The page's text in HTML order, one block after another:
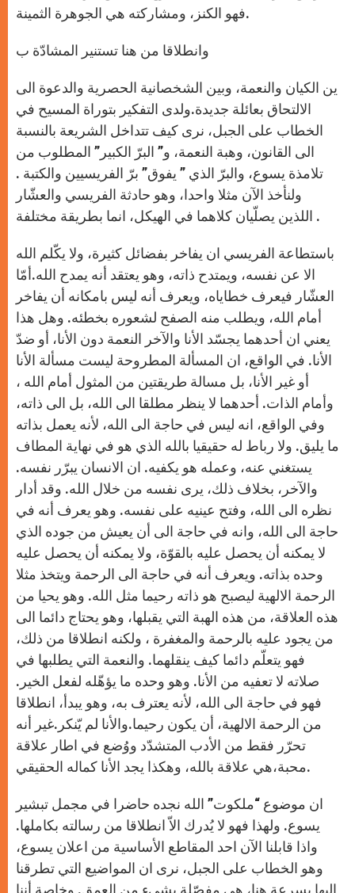
فهو الكنز، ومشاركته هي الجوهرة الثمينة.
وانطلاقا من هنا تستنير المشادّة ب
ين الكيان والنعمة، وبين الشخصانية الحصرية والدعوة الى
الالتحاق بعائلة جديدة.ولدى التفكير بتوراة المسيح في
الخطاب على الجبل، نرى كيف تتداخل الشريعة بالنسبة
الى القانون، وهبة النعمة، و” البرّ الكبير” المطلوب من
تلامذة يسوع، والبرّ الذي ” يفوق” برّ الفريسيين والكتبة .
ولنأخذ الآن مثلا واحدا، وهو حادثة الفريسي والعشّار
اللذين يصلّيان كلاهما في الهيكل، انما بطريقة مختلفة .
باستطاعة الفريسي ان يفاخر بفضائل كثيرة، ولا يكّلم الله
الا عن نفسه، ويمتدح ذاته، وهو يعتقد أنه يمدح الله.أمّا
العشّار فيعرف خطاياه، ويعرف أنه ليس بامكانه أن يفاخر
أمام الله، ويطلب منه الصفح لشعوره بخطئه. وهل هذا
يعني ان أحدهما يجسّد الأنا والآخر النعمة دون الأنا، أو ضدّ
الأنا. في الواقع، ان المسألة المطروحة ليست مسألة الأنا
أو غير الأنا، بل مسالة طريقتين من المثول أمام الله ،
وأمام الذات. أحدهما لا ينظر مطلقا الى الله، بل الى ذاته،
وفي الواقع، انه ليس في حاجة الى الله، لأنه يعمل بذاته
ما يليق. ولا رباط له حقيقيا بالله الذي هو في نهاية المطاف
يستغني عنه، وعمله هو يكفيه. ان الانسان يبرّر نفسه.
والآخر، بخلاف ذلك، يرى نفسه من خلال الله. وقد أدار
نظره الى الله، وفتح عينيه على نفسه. وهو يعرف أنه في
حاجة الى الله، وانه في حاجة الى أن يعيش من جوده الذي
لا يمكنه أن يحصل عليه بالقوّة، ولا يمكنه أن يحصل عليه
وحده بذاته. ويعرف أنه في حاجة الى الرحمة ويتخذ مثلا
الرحمة الالهية ليصبح هو ذاته رحيما مثل الله. وهو يحيا من
هذه العلاقة، من هذه الهبة التي يقبلها، وهو يحتاج دائما الى
من يجود عليه بالرحمة والمغفرة ، ولكنه انطلاقا من ذلك،
فهو يتعلّم دائما كيف ينقلهما. والنعمة التي يطلبها في
صلاته لا تعفيه من الأنا. وهو وحده ما يؤهّله لفعل الخير.
فهو في حاجة الى الله، لأنه يعترف به، وهو يبدأ، انطلاقا
من الرحمة الالهية، أن يكون رحيما.والأنا لم يّنكر.غير أنه
تحرّر فقط من الأدب المتشدّد ووُضع في اطار علاقة
محبة،هي علاقة بالله، وهكذا يجد الأنا كماله الحقيقي.
ان موضوع “ملكوت” الله نجده حاضرا في مجمل تبشير
يسوع. ولهذا فهو لا يُدرك الاّ انطلاقا من رسالته بكاملها.
واذا قابلنا الآن احد المقاطع الأساسية من اعلان يسوع،
وهو الخطاب على الجبل، نرى ان المواضيع التي تطرقنا
اليها بسرعة هنا، هي مفصّلة بشيء من العمق. وخاصة أننا